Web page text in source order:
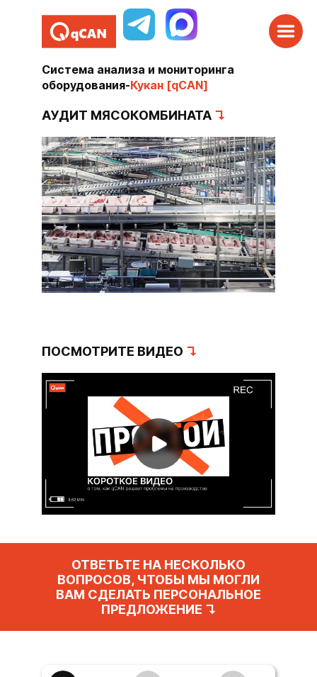
Система анализа и мониторинга
оборудования-Кукан [qCAN]
АУДИТ МЯСОКОМБИНАТА ↴
ПОСМОТРИТЕ ВИДЕО ↴
ОТВЕТЬТЕ НА НЕСКОЛЬКО
ВОПРОСОВ, ЧТОБЫ МЫ МОГЛИ
ВАМ СДЕЛАТЬ ПЕРСОНАЛЬНОЕ
ПРЕДЛОЖЕНИЕ ↴